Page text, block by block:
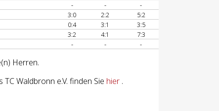
- -
-
3:0 2:2
5:2
0:4 3:1
3:5
3:2 4:1
7:3
- - -
Herren.
Waldbronn e.V. finden Sie hier .